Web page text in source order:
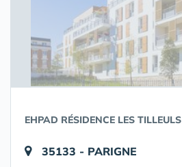
EHPAD RÉSIDENCE LES TILLEULS
35133 - PARIGNE